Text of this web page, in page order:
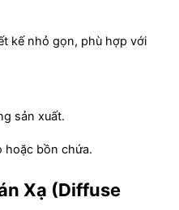
kế nhỏ gọn, phù hợp với
sản xuất.
hoặc bồn chứa.
Xạ (Diffuse